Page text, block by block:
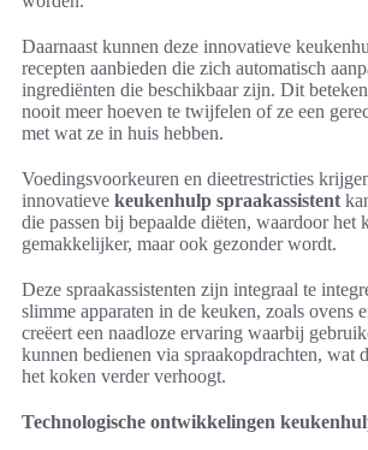
Daarnaast kunnen deze innovatieve
recepten aanbieden die zich automatisch
ingrediënten die beschikbaar zijn. Dit
nooit meer hoeven te twijfelen of ze een
met wat ze in huis hebben.
Voedingsvoorkeuren en dieetrestricties
innovatieve keukenhulp spraakassistent
die passen bij bepaalde diëten, waardoor het
gemakkelijker, maar ook gezonder wordt.
Deze spraakassistenten zijn integraal te
slimme apparaten in de keuken, zoals ovens
creëert een naadloze ervaring waarbij
kunnen bedienen via spraakopdrachten, wat
het koken verder verhoogt.
Technologische ontwikkelingen